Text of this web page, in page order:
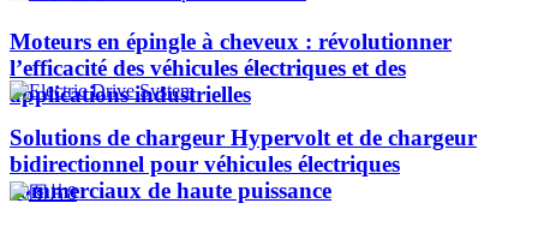
Moteurs en épingle à cheveux : révolutionner
l’efficacité des véhicules électriques et des
applications industrielles
Solutions de chargeur Hypervolt et de chargeur
bidirectionnel pour véhicules électriques
commerciaux de haute puissance